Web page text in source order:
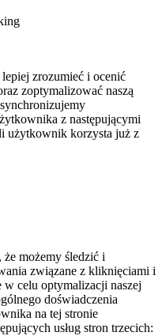
zrozumieć i ocenić
zoptymalizować naszą
z następującymi
użytkownik korzysta już z
że możemy śledzić i
związane z kliknięciami i
celu optymalizacji naszej
doświadczenia
na tej stronie
usług stron trzecich: